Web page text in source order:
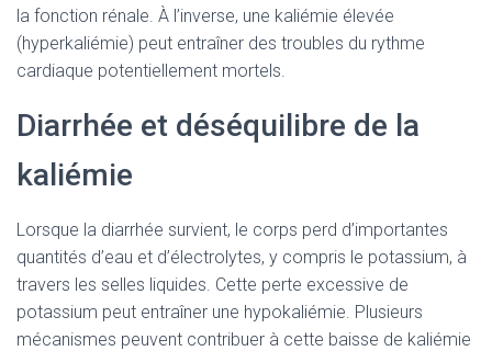
la fonction rénale. À l’inverse, une kaliémie élevée
(hyperkaliémie) peut entraîner des troubles du rythme
cardiaque potentiellement mortels.
Diarrhée et déséquilibre de la
kaliémie
Lorsque la diarrhée survient, le corps perd d’importantes
quantités d’eau et d’électrolytes, y compris le potassium, à
travers les selles liquides. Cette perte excessive de
potassium peut entraîner une hypokaliémie. Plusieurs
mécanismes peuvent contribuer à cette baisse de kaliémie